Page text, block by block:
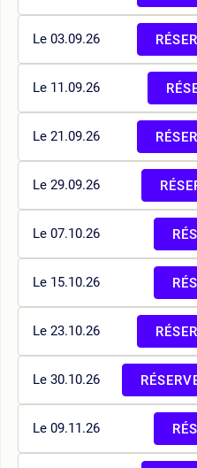
Le 03.09.26
Le 11.09.26
Le 21.09.26
Le 29.09.26
Le 07.10.26
Le 15.10.26
Le 23.10.26
Le 30.10.26
Le 09.11.26